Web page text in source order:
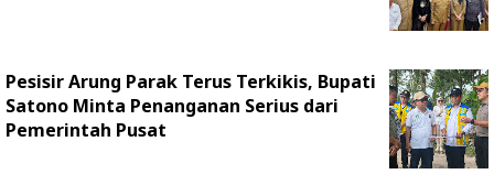
Pesisir Arung Parak Terus Terkikis, Bupati
Satono Minta Penanganan Serius dari
Pemerintah Pusat